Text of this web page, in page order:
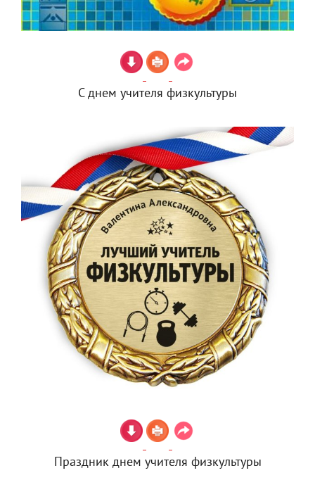
С днем учителя физкультуры
Праздник днем учителя физкультуры